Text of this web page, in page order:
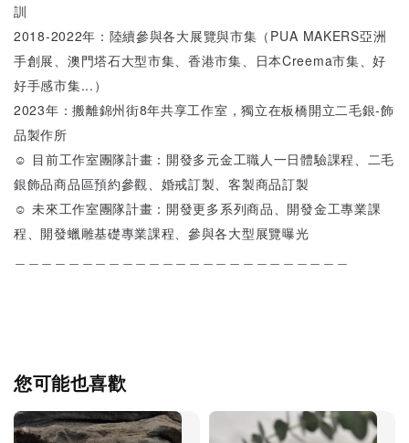
訓
2018-2022年：陸續參與各大展覽與市集（PUA MAKERS亞洲
手創展、澳門塔石大型市集、香港市集、日本Creema市集、好
好手感市集...）
2023年：搬離錦州街8年共享工作室，獨立在板橋開立二毛銀-飾
品製作所
☺ 目前工作室團隊計畫：開發多元金工職人一日體驗課程、二毛
銀飾品商品區預約參觀、婚戒訂製、客製商品訂製
☺ 未來工作室團隊計畫：開發更多系列商品、開發金工專業課
程、開發蠟雕基礎專業課程、參與各大型展覽曝光
您可能也喜歡